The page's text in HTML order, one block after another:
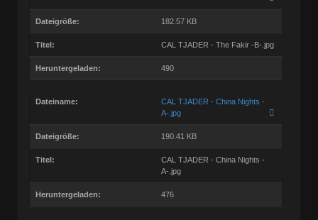
Dateigröße: 182.57 KB
Titel: CAL TJADER - The Fakir -B-.jpg
Heruntergeladen: 490
Dateiname:
CAL TJADER - China Nights -
A-.jpg
Dateigröße: 190.41 KB
Titel:
CAL TJADER - China Nights -
A-.jpg
Heruntergeladen: 476